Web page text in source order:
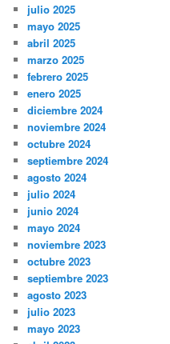
julio 2025
mayo 2025
abril 2025
marzo 2025
febrero 2025
enero 2025
diciembre 2024
noviembre 2024
octubre 2024
septiembre 2024
agosto 2024
julio 2024
junio 2024
mayo 2024
noviembre 2023
octubre 2023
septiembre 2023
agosto 2023
julio 2023
mayo 2023